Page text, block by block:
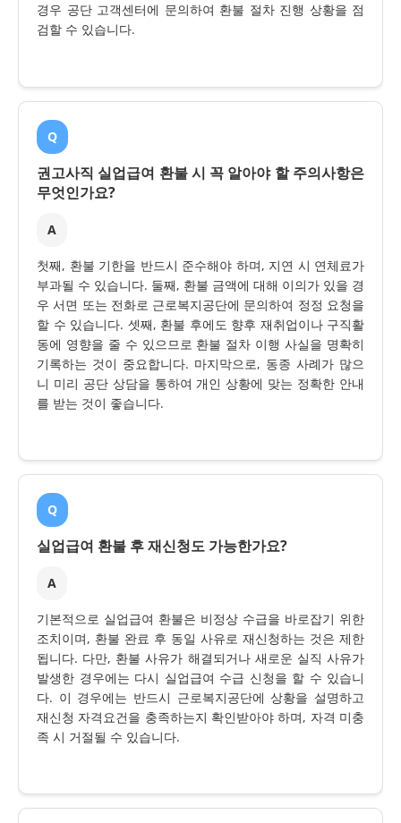
경우 공단 고객센터에 문의하여 환불 절차 진행 상황을 점
검할 수 있습니다.
Q
권고사직 실업급여 환불 시 꼭 알아야 할 주의사항은
무엇인가요?
A
첫째, 환불 기한을 반드시 준수해야 하며, 지연 시 연체료가
부과될 수 있습니다. 둘째, 환불 금액에 대해 이의가 있을 경
우 서면 또는 전화로 근로복지공단에 문의하여 정정 요청을
할 수 있습니다. 셋째, 환불 후에도 향후 재취업이나 구직활
동에 영향을 줄 수 있으므로 환불 절차 이행 사실을 명확히
기록하는 것이 중요합니다. 마지막으로, 동종 사례가 많으
니 미리 공단 상담을 통하여 개인 상황에 맞는 정확한 안내
를 받는 것이 좋습니다.
Q
실업급여 환불 후 재신청도 가능한가요?
A
기본적으로 실업급여 환불은 비정상 수급을 바로잡기 위한
조치이며, 환불 완료 후 동일 사유로 재신청하는 것은 제한
됩니다. 다만, 환불 사유가 해결되거나 새로운 실직 사유가
발생한 경우에는 다시 실업급여 수급 신청을 할 수 있습니
다. 이 경우에는 반드시 근로복지공단에 상황을 설명하고
재신청 자격요건을 충족하는지 확인받아야 하며, 자격 미충
족 시 거절될 수 있습니다.